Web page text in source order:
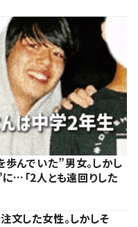
んでいた”男女。しかし
…「2人とも遠回りした
文した女性。しかしそ